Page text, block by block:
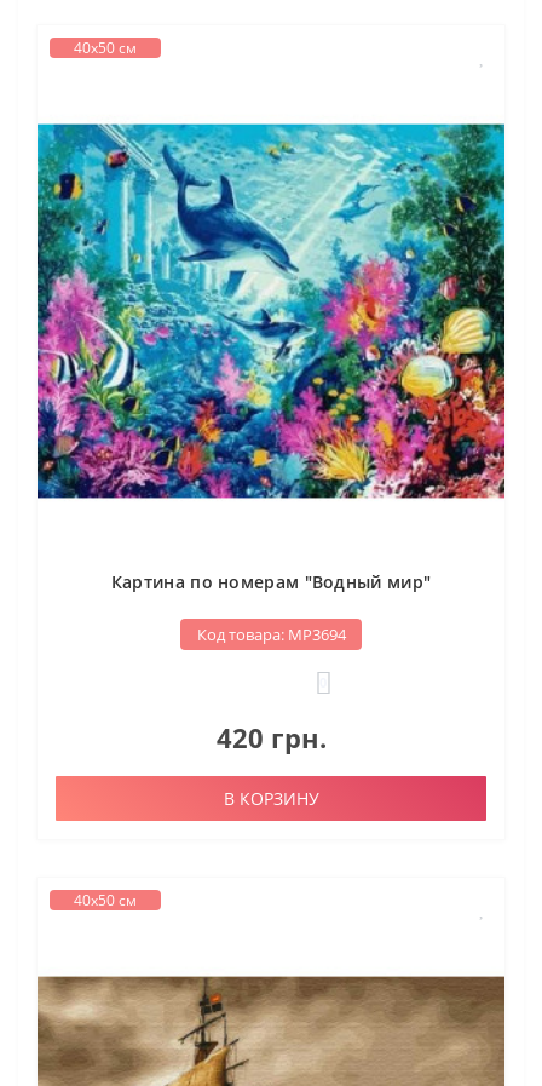
40х50 см
Картина по номерам "Водный мир"
Код товара: МР3694
420 грн.
В КОРЗИНУ
40х50 см